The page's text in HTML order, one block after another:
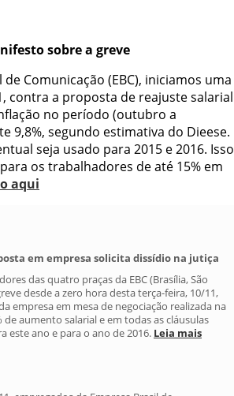
sobre a greve
Comunicação (EBC), iniciamos uma
contra a proposta de reajuste salarial
no período (outubro a
9,8%, segundo estimativa do Dieese.
seja usado para 2015 e 2016. Isso
os trabalhadores de até 15% em
aqui
em empresa solicita dissídio na jutiça
das quatro praças da EBC (Brasília, São
desde a zero hora desta terça-feira, 10/11,
empresa em mesa de negociação realizada na
aumento salarial e em todas as cláusulas
este ano e para o ano de 2016. Leia mais